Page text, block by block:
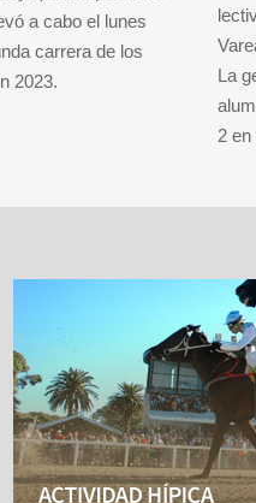
a cabo el lunes
carrera de los
2023.
La
2